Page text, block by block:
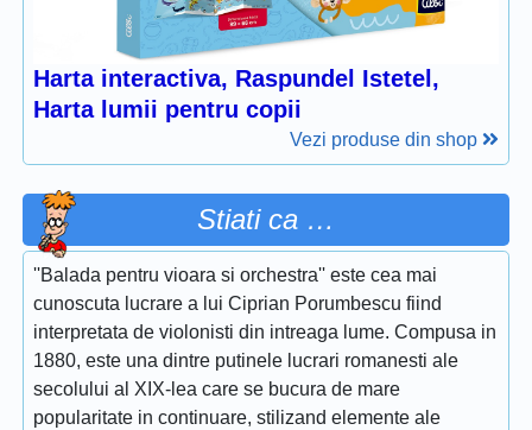
Harta interactiva, Raspundel Istetel,
Harta lumii pentru copii
Vezi produse din shop
Stiati ca …
''Balada pentru vioara si orchestra'' este cea mai
cunoscuta lucrare a lui Ciprian Porumbescu fiind
interpretata de violonisti din intreaga lume. Compusa in
1880, este una dintre putinele lucrari romanesti ale
secolului al XIX-lea care se bucura de mare
popularitate in continuare, stilizand elemente ale